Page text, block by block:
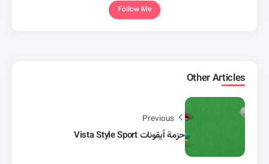
Follow Me
Other Articles
Previous
حزمة أيقونات Vista Style Sport